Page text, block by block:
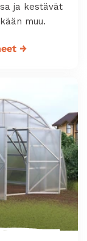
ja kestävät
muu.
→